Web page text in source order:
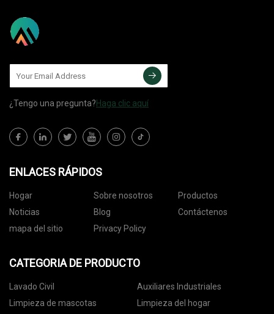
¿Tengo una pregunta?Haga clic aquí
ENLACES RÁPIDOS
Hogar Sobre nosotros
Productos
Noticias
Blog
Contáctenos
mapa del sitio
Privacy Policy
CATEGORIA DE PRODUCTO
Lavado Civil
Auxiliares Industriales
Limpieza de mascotas
Limpieza del hogar